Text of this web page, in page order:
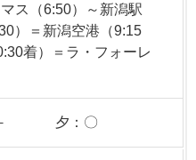
ス（6:50）～新潟駅
）＝新潟空港（9:15
着）＝ラ・フォーレ
夕：〇